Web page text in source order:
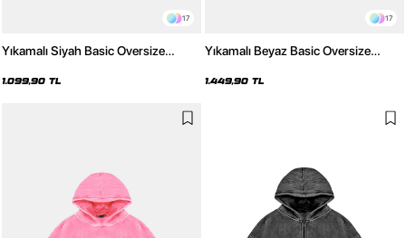
17
Yıkamalı Siyah Basic Oversize
1.099,90 TL
17
Yıkamalı Beyaz Basic Oversize
1.449,90 TL